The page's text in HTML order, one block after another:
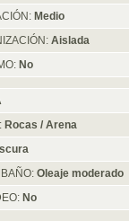
Medio
Aislada
No
Rocas / Arena
BAÑO:Oleaje moderado
No